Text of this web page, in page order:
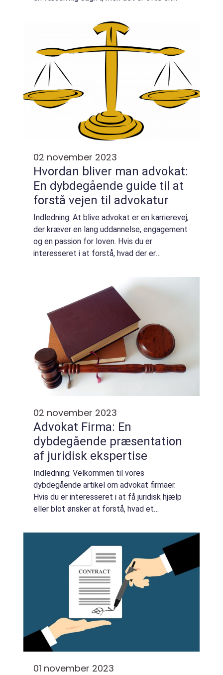
få løst juridiske problemer. Uanset om du er
02 november 2023
Hvordan bliver man advokat:
En dybdegående guide til at
forstå vejen til advokatur
Indledning: At blive advokat er en karrierevej,
der kræver en lang uddannelse, engagement
og en passion for loven. Hvis du er
interesseret i at forstå, hvad der er
denne karrierevej har udviklet sig over tid...
02 november 2023
Advokat Firma: En
dybdegående præsentation
af juridisk ekspertise
Indledning: Velkommen til vores
dybdegående artikel om advokat firmaer.
Hvis du er interesseret i at få juridisk hjælp
eller blot ønsker at forstå, hvad et
det rette sted. Vi vil udforske alle aspekter
01 november 2023